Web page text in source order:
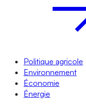
Politique agricole
Environnement
Économie
Énergie